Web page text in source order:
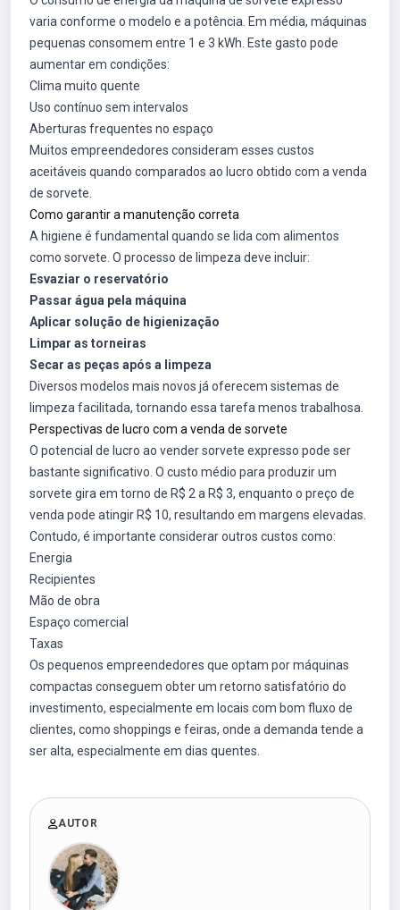
varia conforme o modelo e a potência. Em média, máquinas
pequenas consomem entre 1 e 3 kWh. Este gasto pode
aumentar em condições:
Clima muito quente
Uso contínuo sem intervalos
Aberturas frequentes no espaço
Muitos empreendedores consideram esses custos
aceitáveis quando comparados ao lucro obtido com a venda
de sorvete.
Como garantir a manutenção correta
A higiene é fundamental quando se lida com alimentos
como sorvete. O processo de limpeza deve incluir:
Esvaziar o reservatório
Passar água pela máquina
Aplicar solução de higienização
Limpar as torneiras
Secar as peças após a limpeza
Diversos modelos mais novos já oferecem sistemas de
limpeza facilitada, tornando essa tarefa menos trabalhosa.
Perspectivas de lucro com a venda de sorvete
O potencial de lucro ao vender sorvete expresso pode ser
bastante significativo. O custo médio para produzir um
sorvete gira em torno de R$ 2 a R$ 3, enquanto o preço de
venda pode atingir R$ 10, resultando em margens elevadas.
Contudo, é importante considerar outros custos como:
Energia
Recipientes
Mão de obra
Espaço comercial
Taxas
Os pequenos empreendedores que optam por máquinas
compactas conseguem obter um retorno satisfatório do
investimento, especialmente em locais com bom fluxo de
clientes, como shoppings e feiras, onde a demanda tende a
ser alta, especialmente em dias quentes.
AUTOR